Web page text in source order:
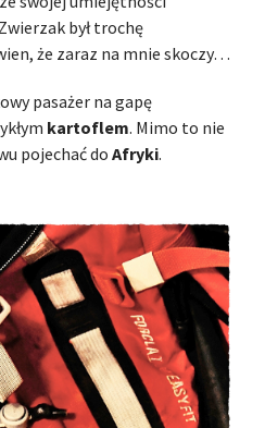
był trochę
że zaraz na mnie skoczy…
pasażer na gapę
kartoflem. Mimo to nie
pojechać do Afryki.